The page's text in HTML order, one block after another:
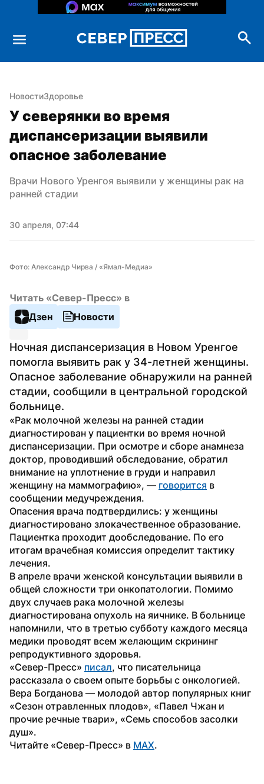
НовостиЗдоровье
У северянки во время
диспансеризации выявили
опасное заболевание
Врачи Нового Уренгоя выявили у женщины рак на
ранней стадии
30 апреля, 07:44
Фото: Александр Чирва / «Ямал-Медиа»
Читать «Север-Пресс» в
Дзен
Новости
Ночная диспансеризация в Новом Уренгое
помогла выявить рак у 34-летней женщины.
Опасное заболевание обнаружили на ранней
стадии, сообщили в центральной городской
больнице.
«Рак молочной железы на ранней стадии
диагностирован у пациентки во время ночной
диспансеризации. При осмотре и сборе анамнеза
доктор, проводивший обследование, обратил
внимание на уплотнение в груди и направил
женщину на маммографию», — говорится в
сообщении медучреждения.
Опасения врача подтвердились: у женщины
диагностировано злокачественное образование.
Пациентка проходит дообследование. По его
итогам врачебная комиссия определит тактику
лечения.
В апреле врачи женской консультации выявили в
общей сложности три онкопатологии. Помимо
двух случаев рака молочной железы
диагностирована опухоль на яичнике. В больнице
напомнили, что в третью субботу каждого месяца
медики проводят всем желающим скрининг
репродуктивного здоровья.
«Север-Пресс» писал, что писательница
рассказала о своем опыте борьбы с онкологией.
Вера Богданова — молодой автор популярных книг
«Сезон отравленных плодов», «Павел Чжан и
прочие речные твари», «Семь способов засолки
душ».
Читайте «Север-Пресс» в MAX.